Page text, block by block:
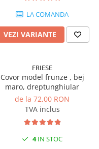
LA COMANDA
VEZI VARIANTE
FRIESE
Covor model frunze , bej
maro, dreptunghiular
de la 72,00 RON
TVA inclus
4IN STOC